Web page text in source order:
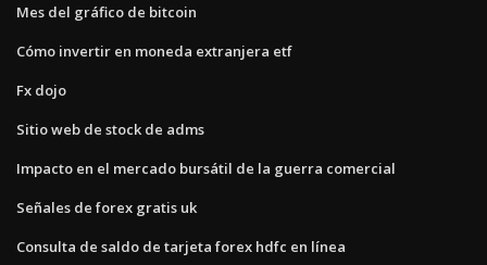
Mes del gráfico de bitcoin
Cómo invertir en moneda extranjera etf
Fx dojo
Sitio web de stock de adms
Impacto en el mercado bursátil de la guerra comercial
Señales de forex gratis uk
Consulta de saldo de tarjeta forex hdfc en línea